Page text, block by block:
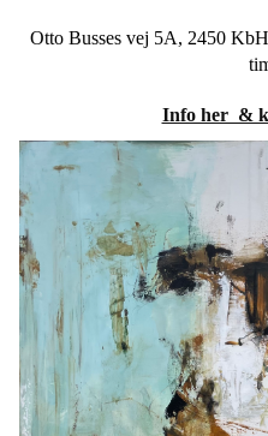
Otto Busses vej 5A, 2450
Info her &